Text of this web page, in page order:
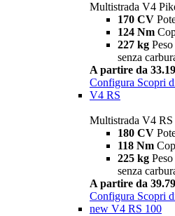
Multistrada V4
170 CV
124 Nm
227 kg
senza
A partire da
Configura Scopri
V4 RS
Multistrada V4 RS
180 CV
118 Nm
225 kg
senza
A partire da
Configura Scopri
new V4 RS 100